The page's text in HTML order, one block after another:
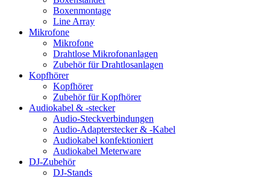
Boxenmontage
Line Array
Mikrofone
Mikrofone
Drahtlose Mikrofonanlagen
Zubehör für Drahtlosanlagen
Kopfhörer
Kopfhörer
Zubehör für Kopfhörer
Audiokabel & -stecker
Audio-Steckverbindungen
Audio-Adapterstecker & -Kabel
Audiokabel konfektioniert
Audiokabel Meterware
DJ-Zubehör
DJ-Stands